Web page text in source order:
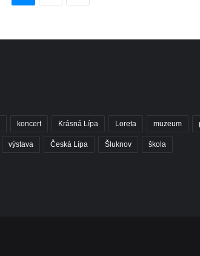
koncert Krásná Lípa Loreta muzeum
výstava Česká Lípa Šluknov škola